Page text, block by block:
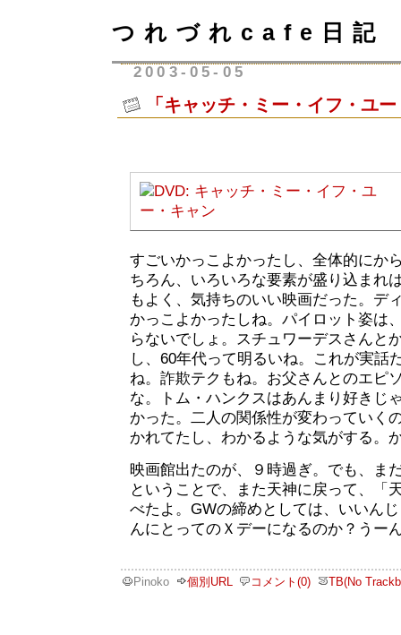
つれづれcafe日記
2003-05-05
「キャッチ・ミー・イフ・ユ
すごいかっこよかったし、全体的にか
ちろん、いろいろな要素が盛り込まれ
もよく、気持ちのいい映画だった。デ
かっこよかったしね。パイロット姿は
らないでしょ。スチュワーデスさんと
し、60年代って明るいね。これが実話
ね。詐欺テクもね。お父さんとのエピ
な。トム・ハンクスはあんまり好きじ
かった。二人の関係性が変わっていく
かれてたし、わかるような気がする。
映画館出たのが、９時過ぎ。でも、ま
ということで、また天神に戻って、「
べたよ。GWの締めとしては、いいん
んにとってのＸデーになるのか？うー
Pinoko 個別URL コメント(0) TB(No